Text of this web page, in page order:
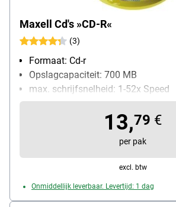
Maxell Cd's »CD-R«
(3)
Formaat: Cd-r
Opslagcapaciteit: 700 MB
max. schrijfsnelheid: 1-52x Speed
Bijzonderheden: geschikt voor alle
Inhoud per pak: 50 stuk(s)
13,79 €
per pak
excl. btw
Onmiddellijk leverbaar. Levertijd: 1 dag